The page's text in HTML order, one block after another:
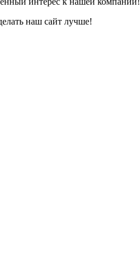
наш сайт лучше!